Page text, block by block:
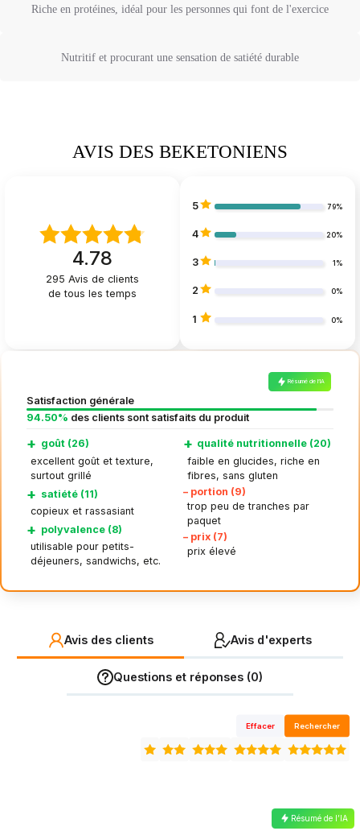
Riche en protéines, idéal pour les personnes qui font de l'exercice
Nutritif et procurant une sensation de satiété durable
AVIS DES BEKETONIENS
4.78
295 Avis de clients
de tous les temps
5 79%
4 20%
3 1%
2 0%
1 0%
Résumé de l’IA
Satisfaction générale
94.50% des clients sont satisfaits du produit
+ goût (26)
excellent goût et texture,
surtout grillé
+ satiété (11)
copieux et rassasiant
+ polyvalence (8)
utilisable pour petits-
déjeuners, sandwichs, etc.
+ qualité nutritionnelle (20)
faible en glucides, riche en
fibres, sans gluten
– portion (9)
trop peu de tranches par
paquet
– prix (7)
prix élevé
Avis des clients Avis d'experts
Questions et réponses (0)
Effacer Rechercher
Résumé de l’IA